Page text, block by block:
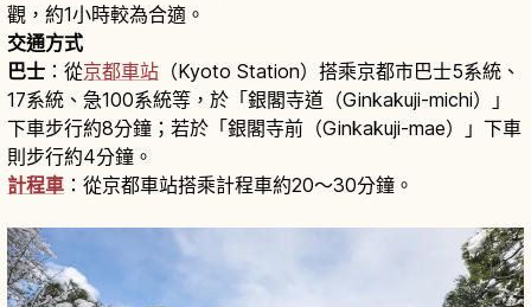
觀，約1小時較為合適。
交通方式
巴士 ：從京都車站 （Kyoto Station）搭乘京都市巴士5系統、
17系統、急100系統等，於「銀閣寺道（Ginkakuji-michi）」
下車步行約8分鐘；若於「銀閣寺前（Ginkakuji-mae）」下車
則步行約4分鐘。
計程車 ：從京都車站搭乘計程車約20〜30分鐘。